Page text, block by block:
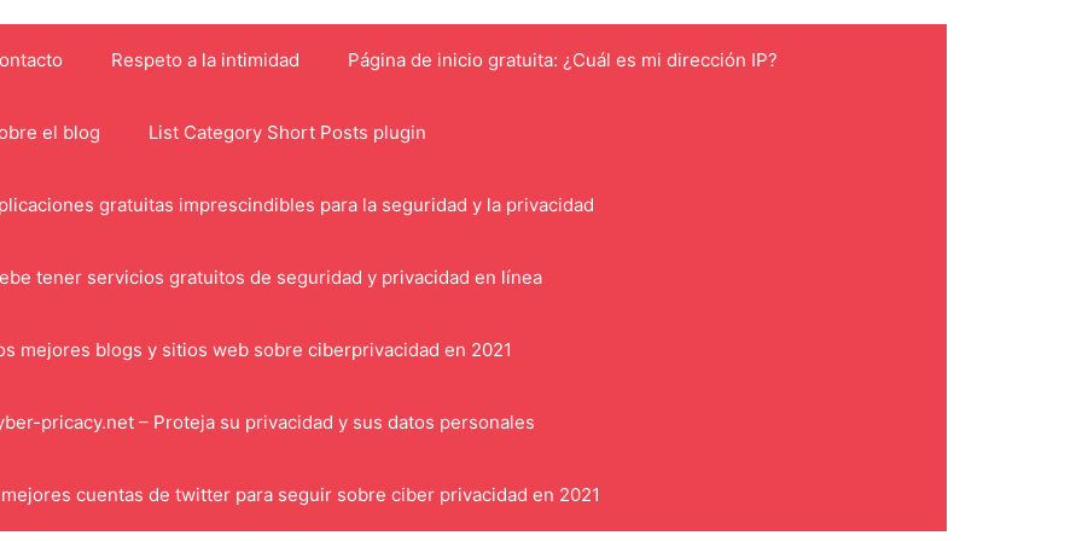
Respeto a la intimidad Página de inicio gratuita: ¿Cuál es mi dirección IP?
el blog List Category Short Posts plugin
gratuitas imprescindibles para la seguridad y la privacidad
tener servicios gratuitos de seguridad y privacidad en línea
mejores blogs y sitios web sobre ciberprivacidad en 2021
pricacy.net – Proteja su privacidad y sus datos personales
cuentas de twitter para seguir sobre ciber privacidad en 2021